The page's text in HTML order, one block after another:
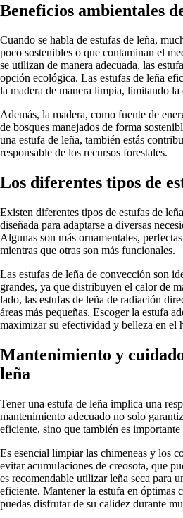
Beneficios ambientales
Cuando se habla de estufas de leña,
poco sostenibles o que contaminan el
se utilizan de manera adecuada, las
opción ecológica. Las estufas de leña
la madera de manera limpia, limitando
Además, la madera, como fuente de
de bosques manejados de forma
una estufa de leña, también estás
responsable de los recursos forestales.
Los diferentes tipos de
Existen diferentes tipos de estufas de
diseñada para adaptarse a diversas
Algunas son más ornamentales,
mientras que otras son más funcionales.
Las estufas de leña de convección son
grandes, ya que distribuyen el calor de
lado, las estufas de leña de radiación
áreas más pequeñas. Escoger la estufa
maximizar su efectividad y belleza en el
Mantenimiento y
leña
Tener una estufa de leña implica una
mantenimiento adecuado no solo
eficiente, sino que también es
Es esencial limpiar las chimeneas y los
evitar acumulaciones de creosota, que
es recomendable utilizar leña seca para
eficiente. Mantener la estufa en óptimas
puedas disfrutar de su calidez durante